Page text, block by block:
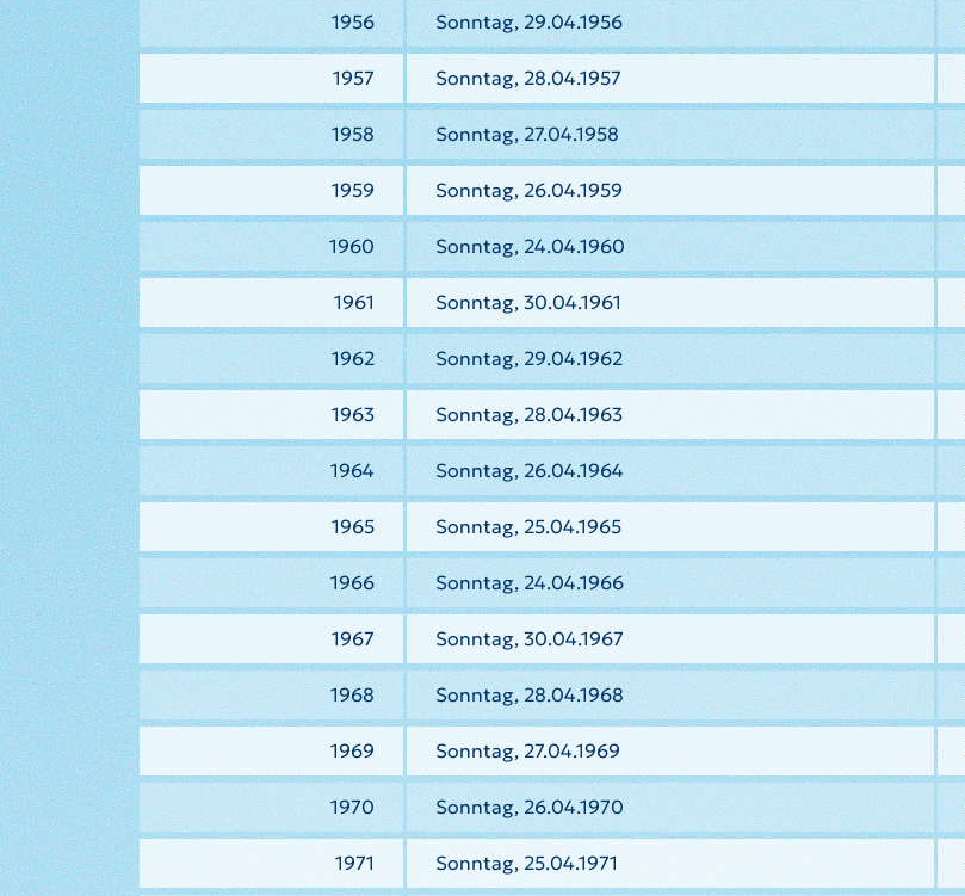
1956 Sonntag, 29.04.1956
1957 Sonntag, 28.04.1957
1958 Sonntag, 27.04.1958
1959 Sonntag, 26.04.1959
1960 Sonntag, 24.04.1960
1961 Sonntag, 30.04.1961
1962 Sonntag, 29.04.1962
1963 Sonntag, 28.04.1963
1964 Sonntag, 26.04.1964
1965 Sonntag, 25.04.1965
1966 Sonntag, 24.04.1966
1967 Sonntag, 30.04.1967
1968 Sonntag, 28.04.1968
1969 Sonntag, 27.04.1969
1970 Sonntag, 26.04.1970
1971 Sonntag, 25.04.1971